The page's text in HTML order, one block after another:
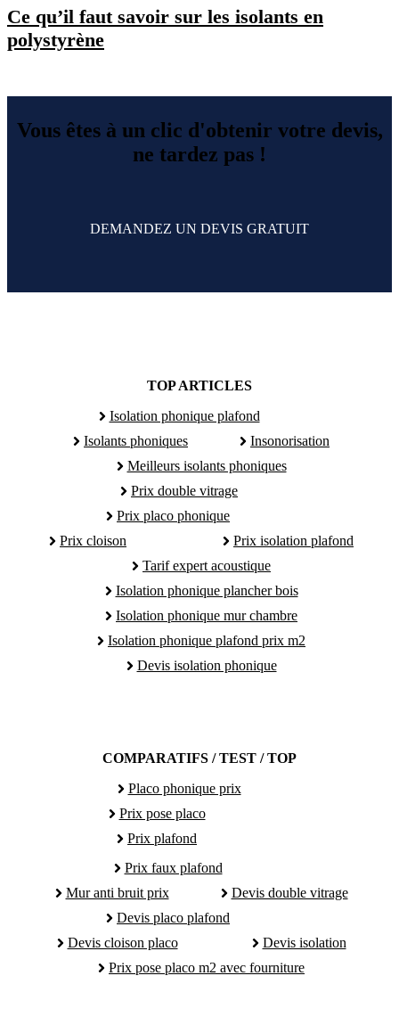
Ce qu’il faut savoir sur les isolants en
polystyrène
Vous êtes à un clic d'obtenir votre devis,
ne tardez pas !
DEMANDEZ UN DEVIS GRATUIT
TOP ARTICLES
Isolation phonique plafond
Isolants phoniques
Insonorisation
Meilleurs isolants phoniques
Prix double vitrage
Prix placo phonique
Prix cloison
Prix isolation plafond
Tarif expert acoustique
Isolation phonique plancher bois
Isolation phonique mur chambre
Isolation phonique plafond prix m2
Devis isolation phonique
COMPARATIFS / TEST / TOP
Placo phonique prix
Prix pose placo
Prix plafond
Prix faux plafond
Mur anti bruit prix
Devis double vitrage
Devis placo plafond
Devis cloison placo
Devis isolation
Prix pose placo m2 avec fourniture